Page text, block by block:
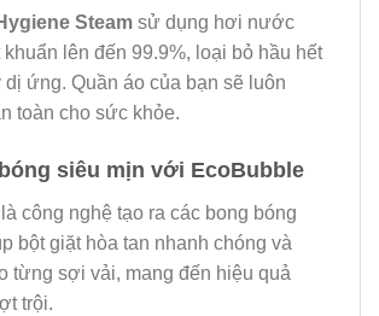
Steam sử dụng hơi nước
khuẩn lên đến 99.9%, loại bỏ hầu hết
dị ứng. Quần áo của bạn sẽ luôn
toàn cho sức khỏe.
siêu mịn với EcoBubble
là công nghệ tạo ra các bong bóng
bột giặt hòa tan nhanh chóng và
từng sợi vải, mang đến hiệu quả
trội.